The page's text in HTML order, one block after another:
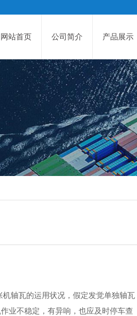
网站首页 公司简介 产品展示
轴瓦的运用状况，假定发觉单独轴瓦
业不稳定，有异响，也应及时停车查